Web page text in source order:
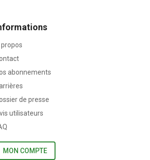
abonnements
de presse
utilisateurs
MON COMPTE